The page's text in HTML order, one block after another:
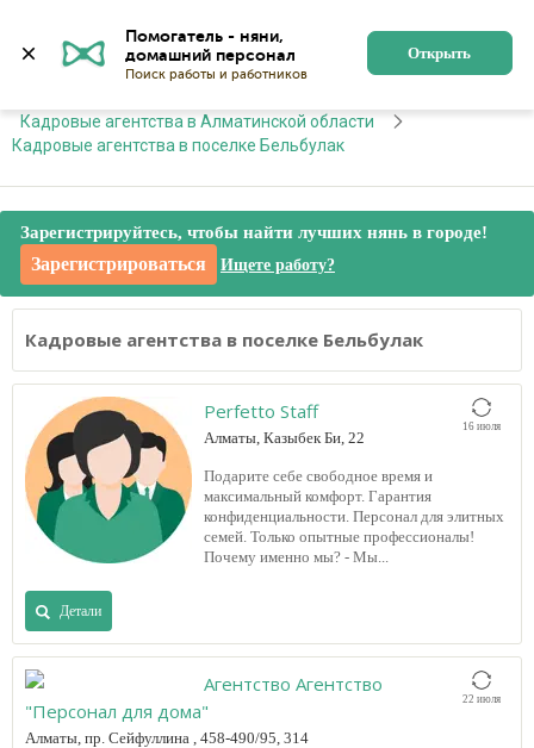
Помогатель - няни,
Поиск работы и работников
Открыть
Алматы Регистрация
Кадровые агентства в Алматинской области
Кадровые агентства в поселке Бельбулак
Зарегистрируйтесь, чтобы найти лучших нянь в городе!
Зарегистрироваться Ищете работу?
Кадровые агентства в поселке Бельбулак
16 июля
Perfetto Staff
Алматы, Казыбек Би, 22
Подарите себе свободное время и
максимальный комфорт. Гарантия
конфиденциальности. Персонал для элитных
семей. Только опытные профессионалы!
Почему именно мы? - Мы...
Детали
22 июля
Агентство Агентство
"Персонал для дома"
Алматы, пр. Сейфуллина , 458-490/95, 314